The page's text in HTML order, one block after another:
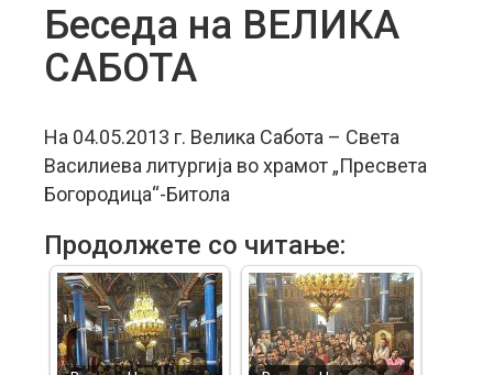
Беседа на ВЕЛИКА
САБОТА
На 04.05.2013 г. Велика Сабота – Света
Василиева литургија во храмот „Пресвета
Богородица“-Битола
Продолжете со читање: